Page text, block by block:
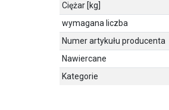
Ciężar [kg]
wymagana liczba
Numer artykułu producenta
Nawiercane
Kategorie